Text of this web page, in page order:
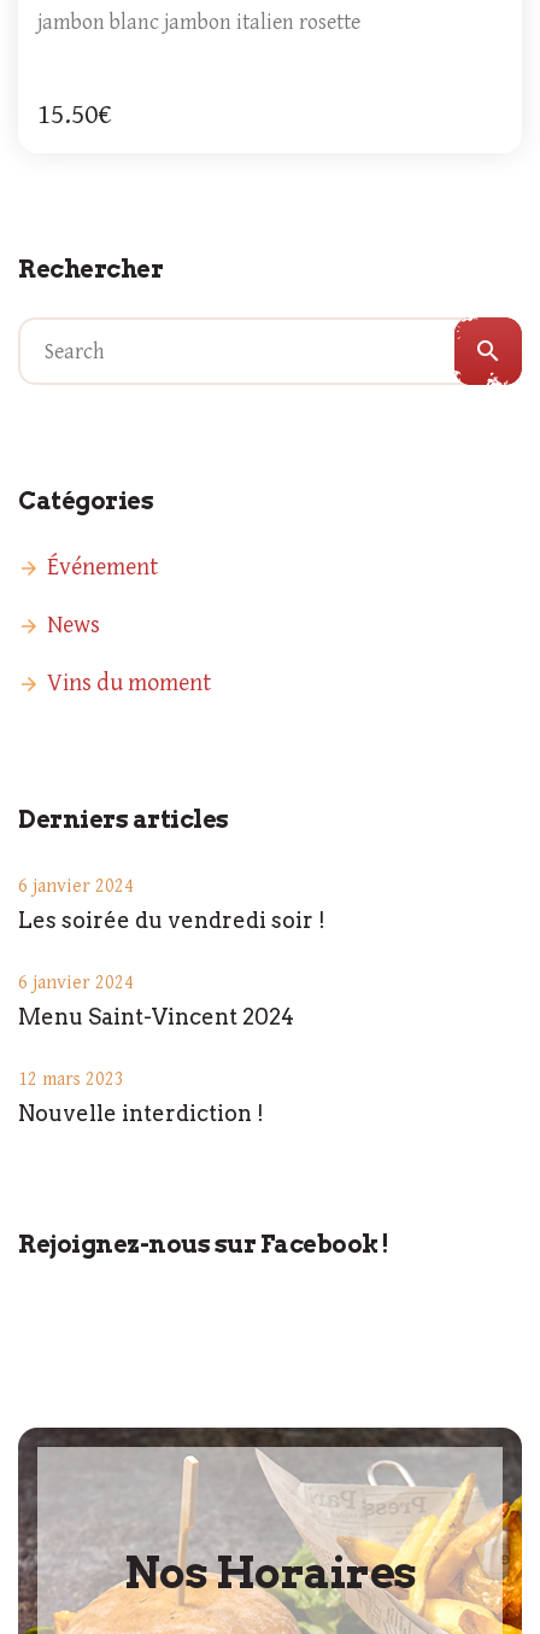
jambon blanc jambon italien rosette
15.50€
Rechercher
search
Catégories
Événement
News
Vins du moment
Derniers articles
6 janvier 2024
Les soirée du vendredi soir !
6 janvier 2024
Menu Saint-Vincent 2024
12 mars 2023
Nouvelle interdiction !
Rejoignez-nous sur Facebook !
Nos Horaires